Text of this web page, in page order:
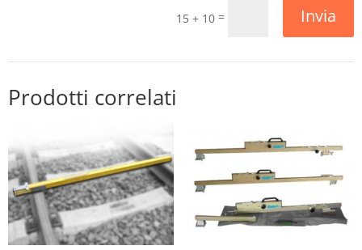
15 + 10 = Invia
Prodotti correlati